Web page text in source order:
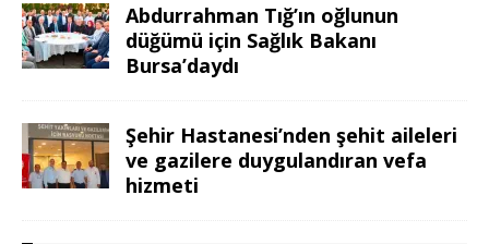
Abdurrahman Tığ’ın oğlunun
düğümü için Sağlık Bakanı
Bursa’daydı
Şehir Hastanesi’nden şehit aileleri
ve gazilere duygulandıran vefa
hizmeti